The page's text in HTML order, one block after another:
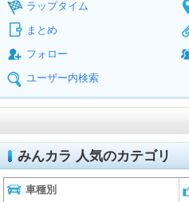
ラップタイム
まとめ
フォロー
ユーザー内検索
みんカラ 人気のカテゴリ
車種別